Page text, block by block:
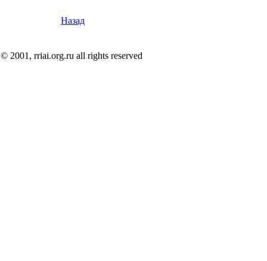
Назад
© 2001, rriai.org.ru all rights reserved